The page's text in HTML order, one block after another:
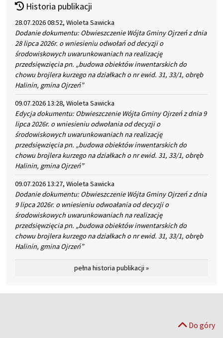
Historia publikacji
28.07.2026 08:52, Wioleta Sawicka
Dodanie dokumentu: Obwieszczenie Wójta Gminy Ojrzeń z dnia
28 lipca 2026r. o wniesieniu odwołań od decyzji o
środowiskowych uwarunkowaniach na realizację
przedsięwzięcia pn. „budowa obiektów inwentarskich do
chowu brojlera kurzego na działkach o nr ewid. 31, 33/1, obręb
Halinin, gmina Ojrzeń”
09.07.2026 13:28, Wioleta Sawicka
Edycja dokumentu: Obwieszczenie Wójta Gminy Ojrzeń z dnia 9
lipca 2026r. o wniesieniu odwołania od decyzji o
środowiskowych uwarunkowaniach na realizację
przedsięwzięcia pn. „budowa obiektów inwentarskich do
chowu brojlera kurzego na działkach o nr ewid. 31, 33/1, obręb
Halinin, gmina Ojrzeń”
09.07.2026 13:27, Wioleta Sawicka
Dodanie dokumentu: Obwieszczenie Wójta Gminy Ojrzeń z dnia
9 lipca 2026r. o wniesieniu odwoałania od decyzji o
środowiskowych uwarunkowaniach na realizację
przedsięwzięcia pn. „budowa obiektów inwentarskich do
chowu brojlera kurzego na działkach o nr ewid. 31, 33/1, obręb
Halinin, gmina Ojrzeń”
pełna historia publikacji »
Do góry